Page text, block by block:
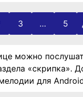
3 … 5
можно
«скрипка».
для